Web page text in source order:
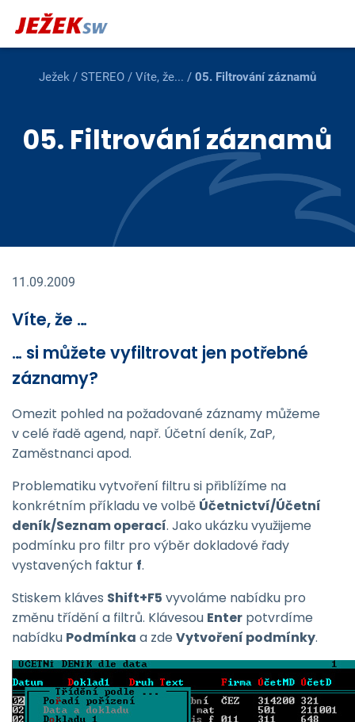
Ježek / STEREO / Víte, že... / 05. Filtrování záznamů
05. Filtrování záznamů
11.09.2009
Víte, že …
… si můžete vyfiltrovat jen potřebné
záznamy?
Omezit pohled na požadované záznamy můžeme
v celé řadě agend, např. Účetní deník, ZaP,
Zaměstnanci apod.
Problematiku vytvoření filtru si přiblížíme na
konkrétním příkladu ve volbě Účetnictví/Účetní
deník/Seznam operací. Jako ukázku využijeme
podmínku pro filtr pro výběr dokladové řady
vystavených faktur f.
Stiskem kláves Shift+F5 vyvoláme nabídku pro
změnu třídění a filtrů. Klávesou Enter potvrdíme
nabídku Podmínka a zde Vytvoření podmínky.